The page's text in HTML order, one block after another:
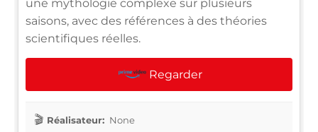
une mythologie complexe sur plusieurs
saisons, avec des références à des théories
scientifiques réelles.
Regarder
Réalisateur: None